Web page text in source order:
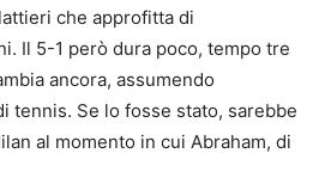
che approfitta di
Il 5-1 però dura poco, tempo tre
ancora, assumendo
tennis. Se lo fosse stato, sarebbe
al momento in cui Abraham, di